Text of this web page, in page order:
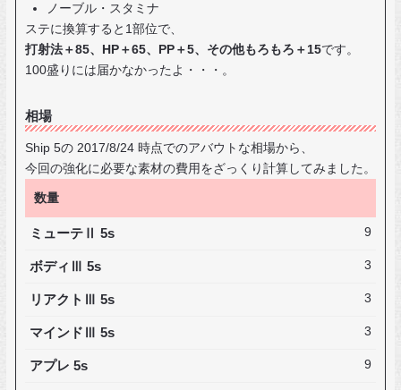
ノーブル・スタミナ
ステに換算すると1部位で、
打射法＋85、HP＋65、PP＋5、その他もろもろ＋15です。
100盛りには届かなかったよ・・・。
相場
Ship 5の 2017/8/24 時点でのアバウトな相場から、
今回の強化に必要な素材の費用をざっくり計算してみました。
数量
ミューテⅡ 5s 9
ボディⅢ 5s 3
リアクトⅢ 5s 3
マインドⅢ 5s 3
アプレ 5s 9